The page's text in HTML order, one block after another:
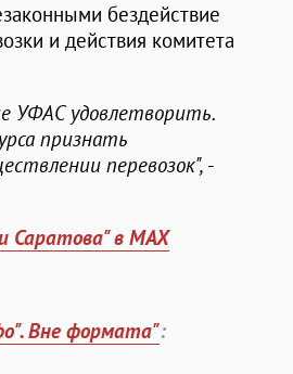
бездействие
и действия комитета
УФАС удовлетворить.
признать
перевозок", -
Саратова" в MAX
Вне формата":